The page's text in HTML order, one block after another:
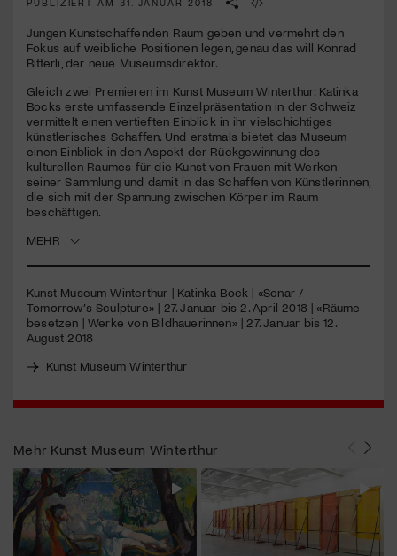
seconds
Jungen Kunstschaffenden Raum geben und vermehrt den
Fokus auf weibliche Positionen legen, genau das will Konrad
Bitterli, der neue Museumsdirektor.
Gleich zwei Premieren im Kunst Museum Winterthur: Katinka
Bocks erste umfassende Einzelpräsentation in der Schweiz
vermittelt einen vertieften Einblick in ihr vielschichtiges
künstlerisches Schaffen. Und erstmals bietet das Museum
einen Einblick in den Aspekt der Rückgewinnung des
kulturellen Raumes für die Kunst von Frauen mit Werken
seiner Sammlung und damit in das Schaffen von Künstlerinnen,
die sich mit der Spannung zwischen Körper im Raum
beschäftigen.
MEHR
Kunst Museum Winterthur | Katinka Bock | «Sonar /
Tomorrow’s Sculpture» | 27. Januar bis 2. April 2018 | «Räume
besetzen | Werke von Bildhauerinnen» | 27. Januar bis 12.
August 2018
Kunst Museum Winterthur
Mehr Kunst Museum Winterthur
Jetzt Mitglied werden